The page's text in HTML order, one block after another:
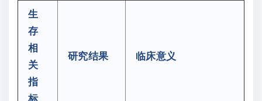
生
存
相
关
指
标
研究结果 临床意义